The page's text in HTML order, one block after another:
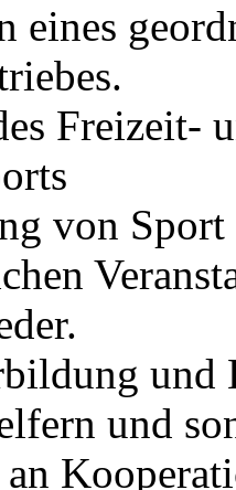
eines
Freizeit-
von
und
und